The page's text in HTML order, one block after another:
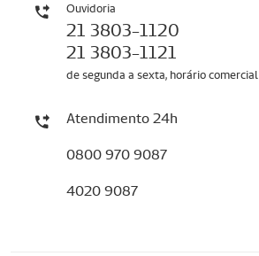
Ouvidoria
21 3803-1120
21 3803-1121
de segunda a sexta, horário comercial
Atendimento 24h
0800 970 9087
4020 9087